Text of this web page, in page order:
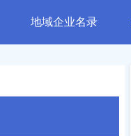
地域企业名录